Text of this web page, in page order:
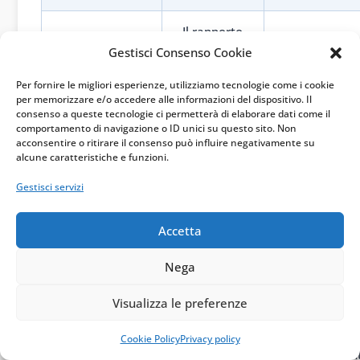
Gestisci Consenso Cookie
Per fornire le migliori esperienze, utilizziamo tecnologie come i cookie
per memorizzare e/o accedere alle informazioni del dispositivo. Il
consenso a queste tecnologie ci permetterà di elaborare dati come il
comportamento di navigazione o ID unici su questo sito. Non
acconsentire o ritirare il consenso può influire negativamente su
alcune caratteristiche e funzioni.
Gestisci servizi
Accetta
Nega
Visualizza le preferenze
Cookie PolicyPrivacy policy
Continuità
Il rapporto
dura nel
tempo per
un interesse
stabile
La continuità
ordinarie
aziendali
raccordi e
ordini
quotidiani
collaboratore